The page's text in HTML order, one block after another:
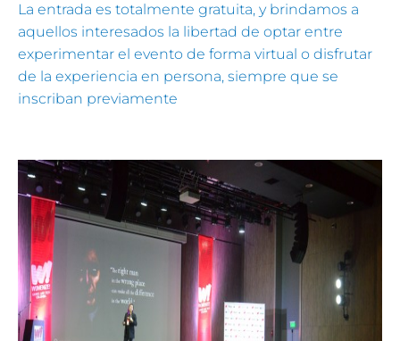
La entrada es totalmente gratuita, y brindamos a
aquellos interesados la libertad de optar entre
experimentar el evento de forma virtual o disfrutar
de la experiencia en persona, siempre que se
inscriban previamente